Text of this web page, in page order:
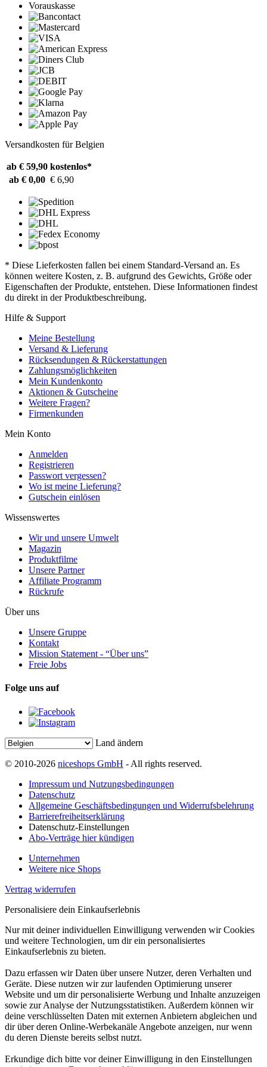
Vorauskasse
Versandkosten für Belgien
ab € 59,90 kostenlos*
ab € 0,00 € 6,90
* Diese Lieferkosten fallen bei einem Standard-Versand an. Es
können weitere Kosten, z. B. aufgrund des Gewichts, Größe oder
Eigenschaften der Produkte, entstehen. Diese Informationen findest
du direkt in der Produktbeschreibung.
Hilfe & Support
Meine Bestellung
Versand & Lieferung
Rücksendungen & Rückerstattungen
Zahlungsmöglichkeiten
Mein Kundenkonto
Aktionen & Gutscheine
Weitere Fragen?
Firmenkunden
Mein Konto
Anmelden
Registrieren
Passwort vergessen?
Wo ist meine Lieferung?
Gutschein einlösen
Wissenswertes
Wir und unsere Umwelt
Magazin
Produktfilme
Unsere Partner
Affiliate Programm
Rückrufe
Über uns
Unsere Gruppe
Kontakt
Mission Statement - “Über uns”
Freie Jobs
Folge uns auf
Land ändern
© 2010-2026 niceshops GmbH - All rights reserved.
Impressum und Nutzungsbedingungen
Datenschutz
Allgemeine Geschäftsbedingungen und Widerrufsbelehrung
Barrierefreiheitserklärung
Datenschutz-Einstellungen
Abo-Verträge hier kündigen
Unternehmen
Weitere nice Shops
Vertrag widerrufen
Personalisiere dein Einkaufserlebnis
Nur mit deiner individuellen Einwilligung verwenden wir Cookies
und weitere Technologien, um dir ein personalisiertes
Einkaufserlebnis zu bieten.
Dazu erfassen wir Daten über unsere Nutzer, deren Verhalten und
Geräte. Diese nutzen wir zur laufenden Optimierung unserer
Website und um dir personalisierte Werbung und Inhalte anzuzeigen
sowie zur Analyse der Nutzungsstatistiken. Außerdem können wir
deine verschlüsselten Daten mit externen Anbietern abgleichen und
dir über deren Online-Werbekanäle Angebote anzeigen, nur wenn
du deren Dienste bereits selbst nutzt.
Erkundige dich bitte vor deiner Einwilligung in den Einstellungen